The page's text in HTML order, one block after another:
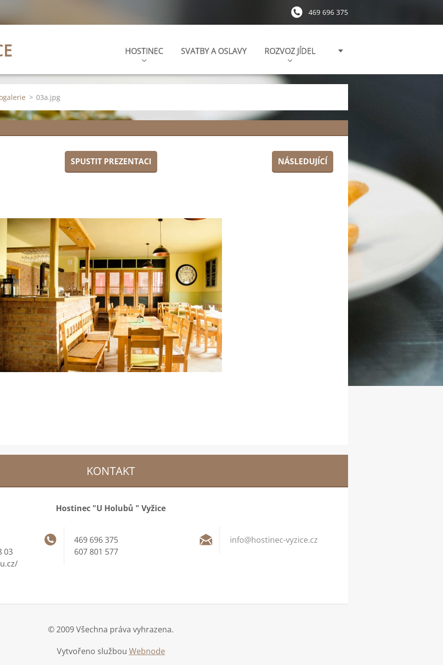
469 696 375
HOSTINEC SVATBY A OSLAVY ROZVOZ JÍDEL
> 03a.jpg
SPUSTIT PREZENTACI NÁSLEDUJÍCÍ
KONTAKT
Hostinec "U Holubů " Vyžice
03
469 696 375
607 801 577
info@hostinec-vyzice.cz
© 2009 Všechna práva vyhrazena.
Vytvořeno službou Webnode